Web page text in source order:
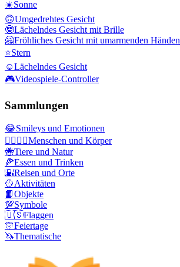
☀️Sonne
🙃Umgedrehtes Gesicht
🤓Lächelndes Gesicht mit Brille
🤗Fröhliches Gesicht mit umarmenden Händen
⭐Stern
☺️Lächelndes Gesicht
🎮Videospiele-Controller
Sammlungen
😂Smileys und Emotionen
👩‍❤️‍💋‍👨Menschen und Körper
🐝Tiere und Natur
🍕Essen und Trinken
🌇Reisen und Orte
🥎Aktivitäten
📙Objekte
💯Symbole
🇺🇸Flaggen
🎊Feiertage
🦄Thematische